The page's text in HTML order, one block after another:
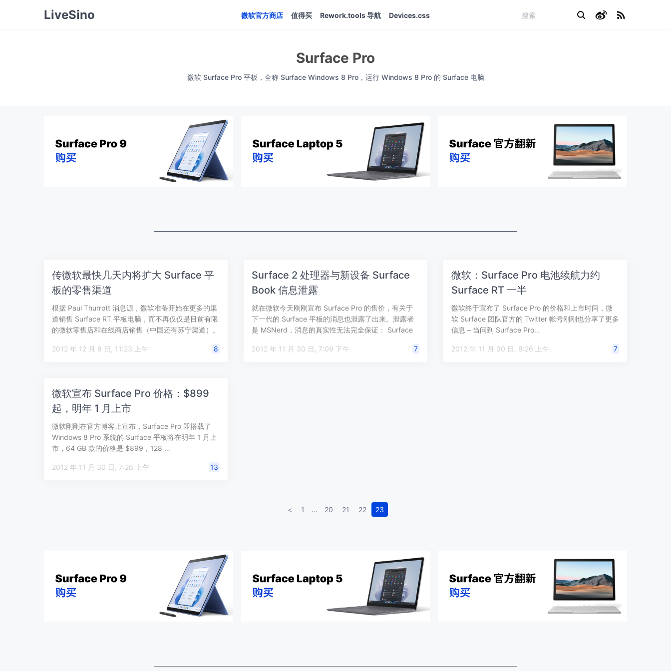
LiveSino 微软官方商店 值得买 Rework.tools 导航 Devices.css
Surface Pro
微软 Surface Pro 平板，全称 Surface Windows 8 Pro，运行 Windows 8 Pro 的 Surface 电脑
传微软最快几天内将扩大 Surface 平
板的零售渠道
根据 Paul Thurrott 消息源，微软准备开始在更多的渠
道销售 Surface RT 平板电脑，而不再仅仅是目前有限
的微软零售店和在线商店销售（中国还有苏宁渠道）。
2012 年 12 月 8 日, 11:23 上午
8
Surface 2 处理器与新设备 Surface
Book 信息泄露
就在微软今天刚刚宣布 Surface Pro 的售价，有关于
下一代的 Surface 平板的消息也泄露了出来。泄露者
是 MSNerd，消息的真实性无法完全保证： Surface
2012 年 11 月 30 日, 7:09 下午
7
微软：Surface Pro 电池续航力约
Surface RT 一半
微软终于宣布了 Surface Pro 的价格和上市时间，微
软 Surface 团队官方的 Twitter 帐号刚刚也分享了更多
信息 – 当问到 Surface Pro…
2012 年 11 月 30 日, 8:26 上午 7
微软宣布 Surface Pro 价格：$899
起，明年 1 月上市
微软刚刚在官方博客上宣布，Surface Pro 即搭载了
Windows 8 Pro 系统的 Surface 平板将在明年 1 月上
市，64 GB 款的价格是 $899，128 …
2012 年 11 月 30 日, 7:26 上午 13
< 1 ... 20 21 22 23